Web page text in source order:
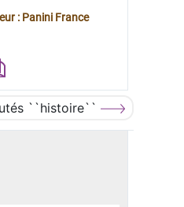
Roge
: Panini France
``histoire``